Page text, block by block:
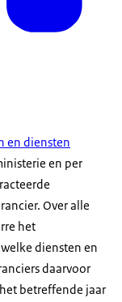
en diensten
en per
Over alle
het
diensten en
daarvoor
betreffende jaar